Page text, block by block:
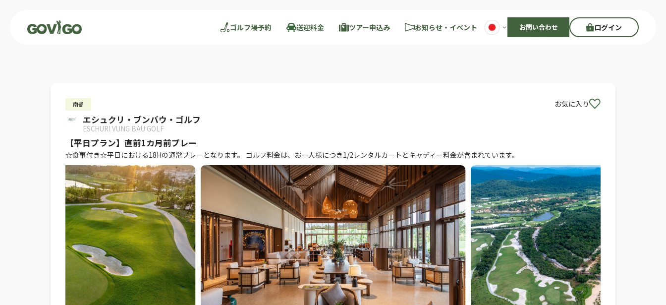
ゴルフ場予約 送迎料金 ツアー申込み お知らせ・イベント お問い合わせ ログイン
南部 お気に入り
エシュクリ・ブンバウ・ゴルフ
ESCHURI VUNG BAU GOLF
【平日プラン】直前1カ月前プレー
☆食事付き☆平日における18Hの通常プレーとなります。 ゴルフ料金は、お一人様につき1/2レンタルカートとキャディー料金が含まれています。